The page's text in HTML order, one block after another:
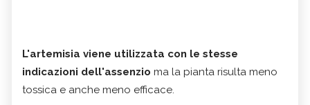
L'artemisia viene utilizzata con le stesse
indicazioni dell'assenzio ma la pianta risulta meno
tossica e anche meno efficace.